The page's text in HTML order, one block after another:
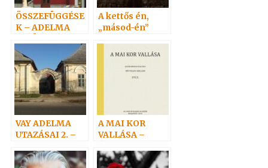
ÖSSZEFÜGGÉSE
K – ADELMA
A kettős én,
„másod-én”
VAY ADELMA
UTAZÁSAI 2. –
Zsolcza
A MAI KOR
VALLÁSA –
KÖNYV